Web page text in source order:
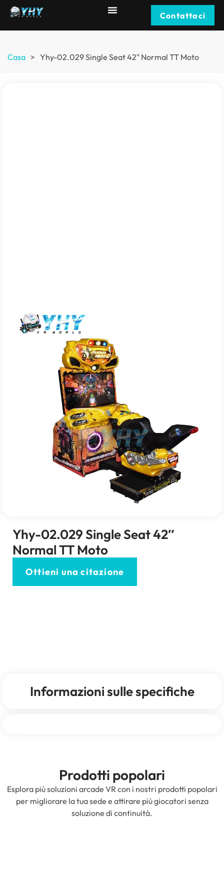
Contattaci
Casa > Yhy-02.029Single Seat42" Normal TT Moto
Yhy-02.029Single Seat 42″
Normal TT Moto
Ottieni una citazione
Informazioni sulle specifiche
Prodotti popolari
Esplora più soluzioni arcade VR con i nostri prodotti popolari
per migliorare la tua sede e attirare più giocatori senza
soluzione di continuità.